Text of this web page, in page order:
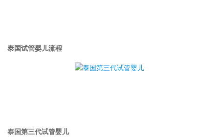
泰国试管婴儿流程
泰国第三代试管婴儿